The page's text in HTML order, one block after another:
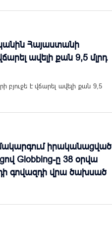
Հայաստանի
ավելի քան 9,5 մլրդ
բյուջե է վճարել ավելի քան 9,5
իրականացված
Globbing-ը 38 օրվա
գովազդի վրա ծախսած